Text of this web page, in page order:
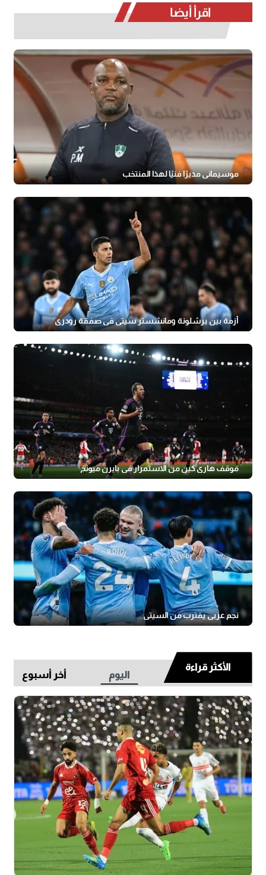
اقرأ أيضا
موسيماني مديرًا فنيًا لهذا المنتخب
أزمة بين برشلونة ومانشستر سيتي في صفقة رودري
موقف هاري كين من الاستمرار في بايرن ميونخ
نجم عربي يقترب من السيتي
الأكثر قراءة
اليوم أخر أسبوع